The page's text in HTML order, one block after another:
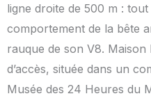
ligne droite de 500 m :
comportement de la bête
rauque de son V8.
d’accès, située dans un
Musée des 24 Heures du